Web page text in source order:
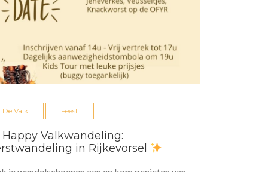
De Valk Feest
Happy Valkwandeling:
in Rijkevorsel